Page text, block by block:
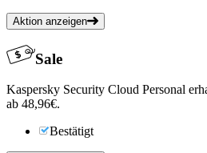
Aktion anzeigen
Sale
Kaspersky Security Cloud Personal
ab 48,96€.
Bestätigt